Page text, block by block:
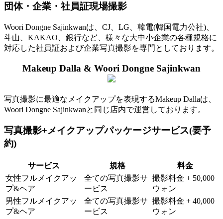
団体・企業・社員証現場撮影
Woori Dongne Sajinkwanは、CJ、LG、韓電(韓国電力公社)、
斗山、KAKAO、銀行など、様々な大中小企業の各種規格に
対応した社員証および企業写真撮影を専門としております。
Makeup Dalla & Woori Dongne Sajinkwan
写真撮影に最適なメイクアップを表現するMakeup Dallaは、
Woori Dongne Sajinkwanと同じ店内で運営しております。
写真撮影+メイクアップパッケージサービス(要予
約)
サービス 規格
料金
女性フルメイクアッ
プ&ヘア
全ての写真撮影サ
ービス
撮影料金 + 50,000
ウォン
男性フルメイクアッ
プ&ヘア
全ての写真撮影サ
ービス
撮影料金 + 40,000
ウォン